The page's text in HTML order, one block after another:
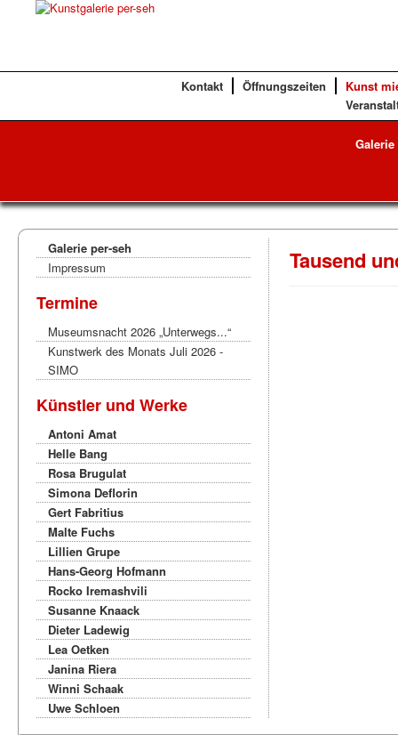
Kontakt Öffnungszeiten
Kunst
Galerie per-seh
Impressum
Termine
Museumsnacht 2026 „Unterwegs...“
Kunstwerk des Monats Juli 2026 -
SIMO
Künstler und Werke
Antoni Amat
Helle Bang
Rosa Brugulat
Simona Deflorin
Gert Fabritius
Malte Fuchs
Lillien Grupe
Hans-Georg Hofmann
Rocko Iremashvili
Susanne Knaack
Dieter Ladewig
Lea Oetken
Janina Riera
Winni Schaak
Uwe Schloen
Tausend